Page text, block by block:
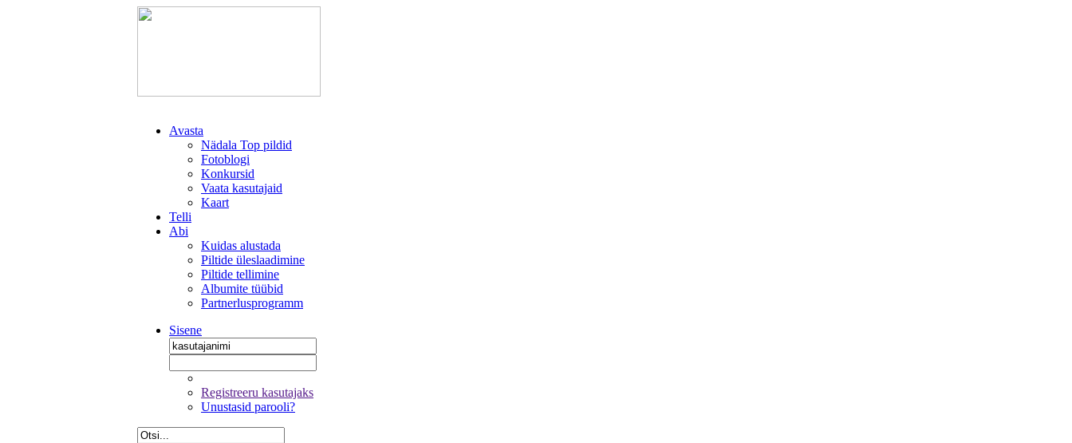
Avasta
Nädala Top pildid
Fotoblogi
Konkursid
Vaata kasutajaid
Kaart
Telli
Abi
Kuidas alustada
Piltide üleslaadimine
Piltide tellimine
Albumite tüübid
Partnerlusprogramm
Sisene
Registreeru kasutajaks
Unustasid parooli?